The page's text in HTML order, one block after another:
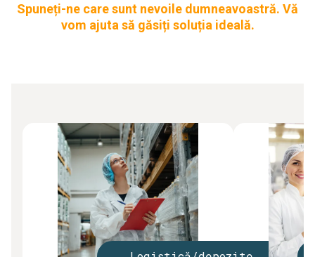
Spuneți-ne care sunt nevoile dumneavoastră. Vă
vom ajuta să găsiți soluția ideală.